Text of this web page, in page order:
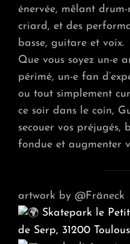
énervée, mêlant
criard, et des
basse, guitare et voix.
Que vous soyez un-e
périmé, un-e fan
ou tout simplement
ce soir dans le coin,
secouer vos préjugés,
fondue et augmenter
artwork by @Fräneck
Skatepark le
de Serp, 31200